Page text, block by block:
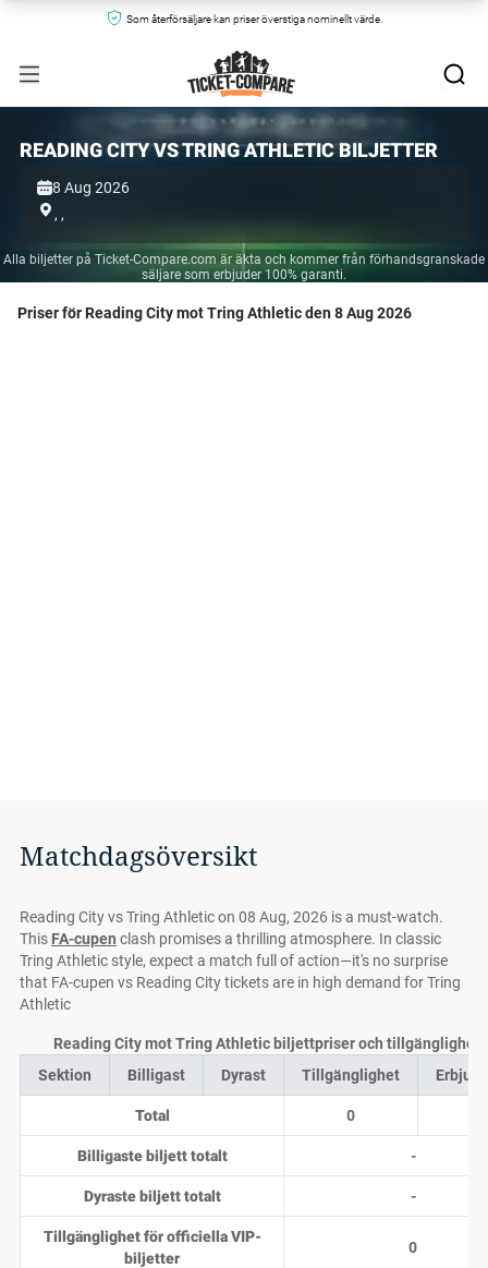
Som återförsäljare kan priser överstiga nominellt värde.
READING CITY VS TRING ATHLETIC BILJETTER
8 Aug 2026
, ,
Alla biljetter på Ticket-Compare.com är äkta och kommer från förhandsgranskade
säljare som erbjuder 100% garanti.
Priser för Reading City mot Tring Athletic den 8 Aug 2026
Matchdagsöversikt
Reading City vs Tring Athletic on 08 Aug, 2026 is a must-watch.
This FA-cupen clash promises a thrilling atmosphere. In classic
Tring Athletic style, expect a match full of action—it's no surprise
that FA-cupen vs Reading City tickets are in high demand for Tring
Athletic
Sektion Billigast Dyrast Tillgänglighet
Total 0
Billigaste biljett totalt -
Dyraste biljett totalt -
Tillgänglighet för officiella VIP-
biljetter
0
Reading City mot Tring Athletic biljettpriser och tillgänglighet